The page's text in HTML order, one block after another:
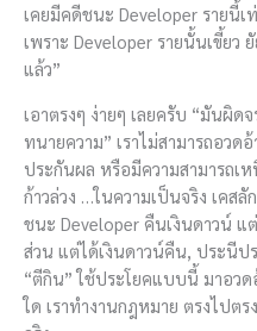
เคยมีคดีชนะ Developer รายนี้
เพราะ Developer รายนั้นเขี้ยว
แล้ว”
เอาตรงๆ ง่ายๆ เลยครับ “มันผิด
ทนายความ” เราไม่สามารถอวด
ประกันผล หรือมีความสามารถเ
ก้าวล่วง …ในความเป็นจริง เค
ชนะ Developer คืนเงินดาวน์ แ
ส่วน แต่ได้เงินดาวน์คืน, ประนีป
“ตีกิน” ใช้ประโยคแบบนี้ มาอว
ใด เราทำงานกฎหมาย ตรงไปต